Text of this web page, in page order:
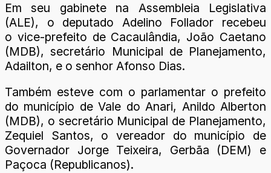
Em seu gabinete na Assembleia Legislativa
(ALE), o deputado Adelino Follador recebeu
o vice-prefeito de Cacaulândia, João Caetano
(MDB), secretário Municipal de Planejamento,
Adailton, e o senhor Afonso Dias.
Também esteve com o parlamentar o prefeito
do município de Vale do Anari, Anildo Alberton
(MDB), o secretário Municipal de Planejamento,
Zequiel Santos, o vereador do município de
Governador Jorge Teixeira, Gerbãa (DEM) e
Paçoca (Republicanos).